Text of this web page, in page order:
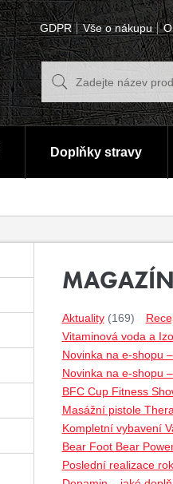
GDPR Vše o nákupu
Doplňky stravy
MAGAZÍN
Aktuality (169)
Vitaminová voda a
Novinka na e-shopu
Novinka na e-shopu
BFC Cup Fitness
Masážní pistole
Kompletní vybavení
Bear Foot Bear
Poslední realizace